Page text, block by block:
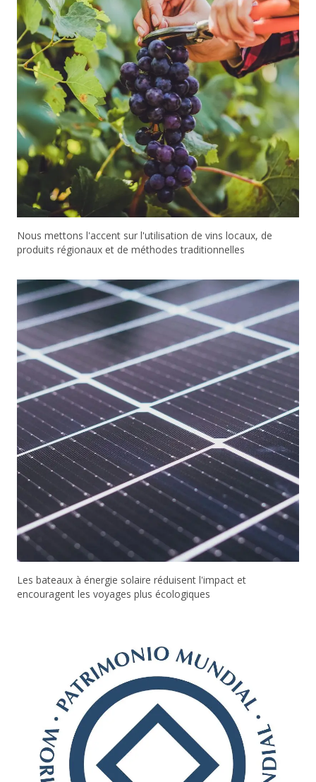
Nous mettons l'accent sur l'utilisation de vins locaux, de
produits régionaux et de méthodes traditionnelles
Les bateaux à énergie solaire réduisent l'impact et
encouragent les voyages plus écologiques